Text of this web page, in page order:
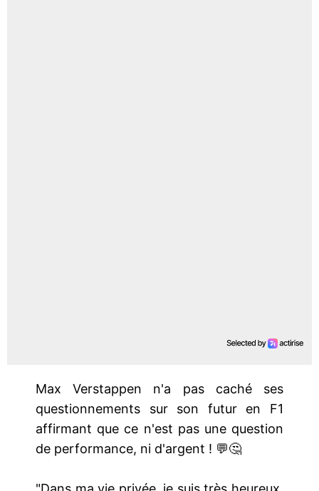
Max Verstappen n'a pas caché ses
questionnements sur son futur en F1
affirmant que ce n'est pas une question
de performance, ni d'argent ! 💬🤔